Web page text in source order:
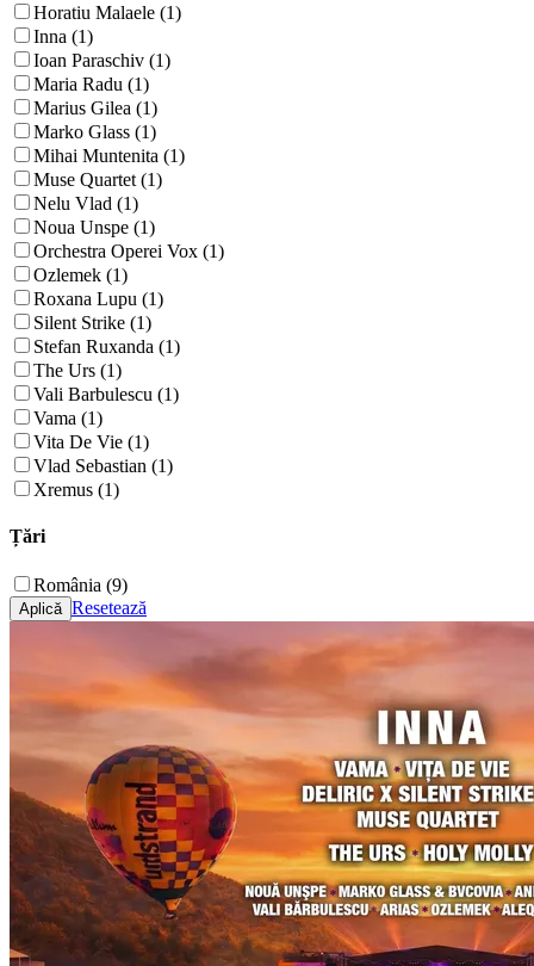
Horatiu Malaele (1)
Inna (1)
Ioan Paraschiv (1)
Maria Radu (1)
Marius Gilea (1)
Marko Glass (1)
Mihai Muntenita (1)
Muse Quartet (1)
Nelu Vlad (1)
Noua Unspe (1)
Orchestra Operei Vox (1)
Ozlemek (1)
Roxana Lupu (1)
Silent Strike (1)
Stefan Ruxanda (1)
The Urs (1)
Vali Barbulescu (1)
Vama (1)
Vita De Vie (1)
Vlad Sebastian (1)
Xremus (1)
Țări
România (9)
Resetează